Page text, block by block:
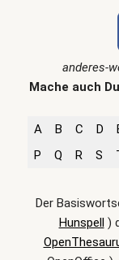
anderes-
Mache auch
A
B C D
P
Q R S
Der
Hunspell)